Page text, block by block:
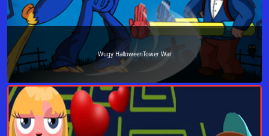
Wugy HalloweenTower War